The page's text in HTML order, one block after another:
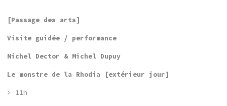
[Passage des arts]
Visite guidée / performance
Michel Dector & Michel Dupuy
Le monstre de la Rhodia [extérieur jour]
> 11h